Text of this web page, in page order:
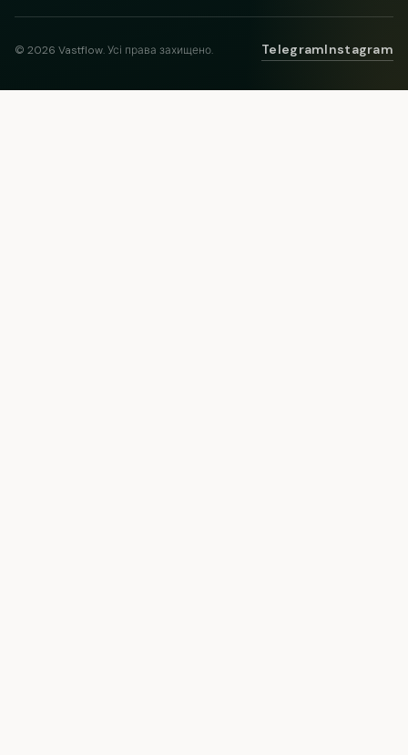
© 2026 Vastflow. Усі права захищено. TelegramInstagram